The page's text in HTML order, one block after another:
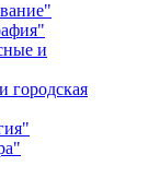
и
городская